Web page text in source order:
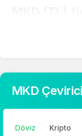
göstermiştir..
MKD
yer alan
MKD Çevirici
Döviz Kripto